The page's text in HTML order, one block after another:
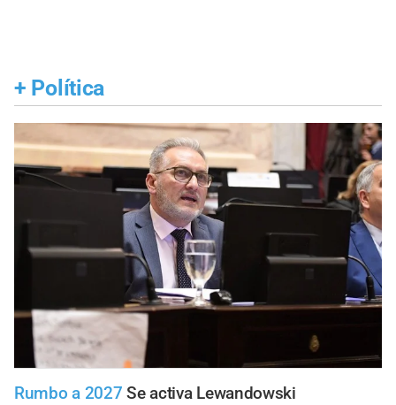
+ Política
Rumbo a 2027 Se activa Lewandowski